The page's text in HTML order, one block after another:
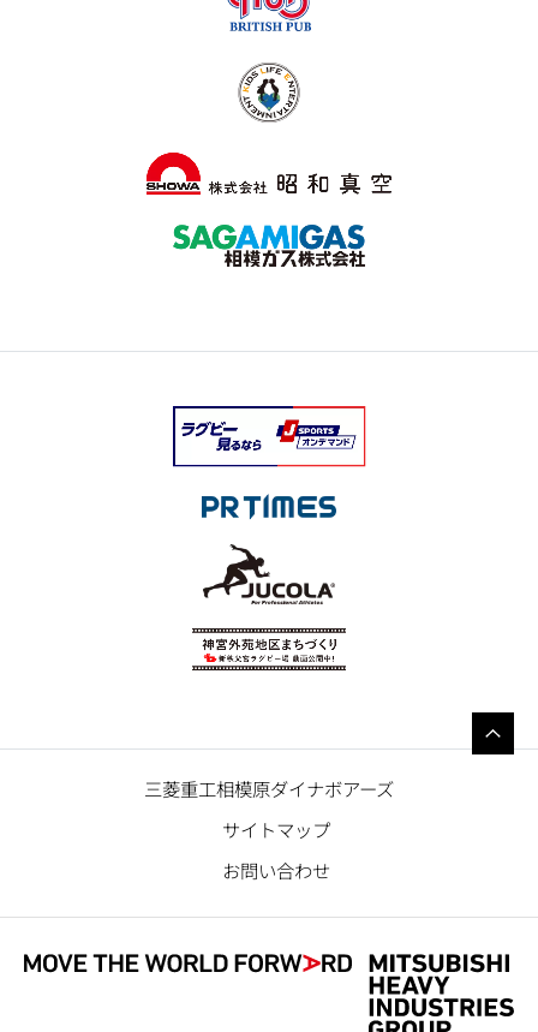
三菱重工相模原ダイナボアーズ
サイトマップ
お問い合わせ